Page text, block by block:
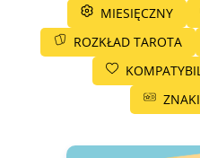
MIESIĘCZNY
ROZKŁAD TAROTA